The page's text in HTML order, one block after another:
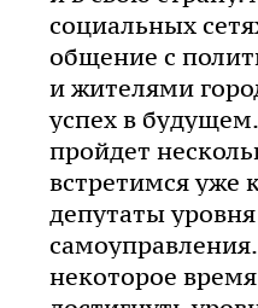
социальных
общение с
и жителями
успех в
пройдет
встретимся уже
депутаты
некоторое